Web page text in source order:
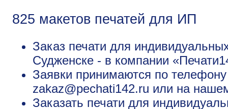
825 макетов печатей для ИП
Заказ печати для
Судженске - в компании
Заявки принимаются по
zakaz@pechati142.ru или на
Заказать печати для